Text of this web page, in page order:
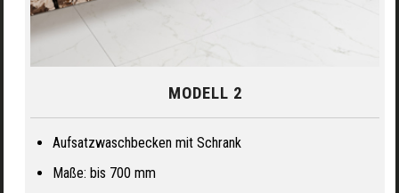
MODELL 2
Aufsatzwaschbecken mit Schrank
Maße: bis 700 mm